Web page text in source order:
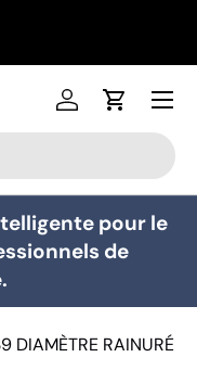
Se connecter
Panier
Menu
pour le
de
DIAMÈTRE RAINURÉ